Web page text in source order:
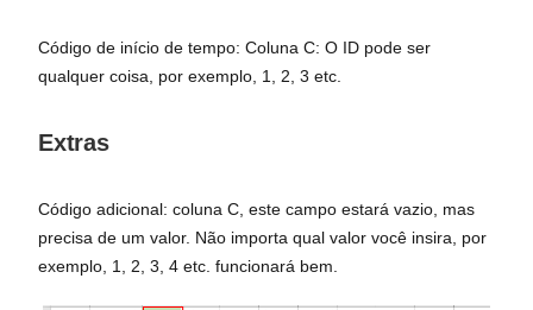
Código de início de tempo: Coluna C: O ID pode ser
qualquer coisa, por exemplo, 1, 2, 3 etc.
Extras
Código adicional: coluna C, este campo estará vazio, mas
precisa de um valor. Não importa qual valor você insira, por
exemplo, 1, 2, 3, 4 etc. funcionará bem.